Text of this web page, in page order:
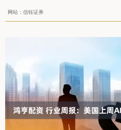
网站：信钰证券